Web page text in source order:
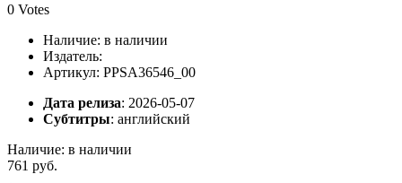
0 Votes
Наличие: в наличии
Издатель:
Артикул: PPSA36546_00
Дата релиза: 2026-05-07
Субтитры: английский
Наличие: в наличии
761 руб.